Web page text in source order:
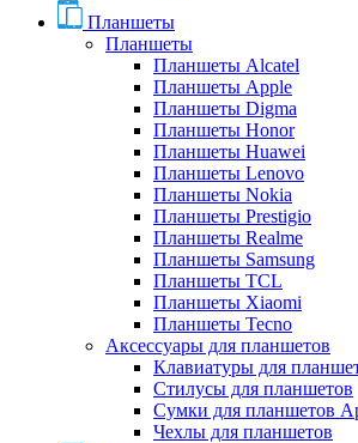
Планшеты
Планшеты
Планшеты Alcatel
Планшеты Apple
Планшеты Digma
Планшеты Honor
Планшеты Huawei
Планшеты Lenovo
Планшеты Nokia
Планшеты Prestigio
Планшеты Realme
Планшеты Samsung
Планшеты TCL
Планшеты Xiaomi
Планшеты Tecno
Аксессуары для планшетов
Клавиатуры для
Стилусы для планшетов
Сумки для планшетов
Чехлы для планшетов